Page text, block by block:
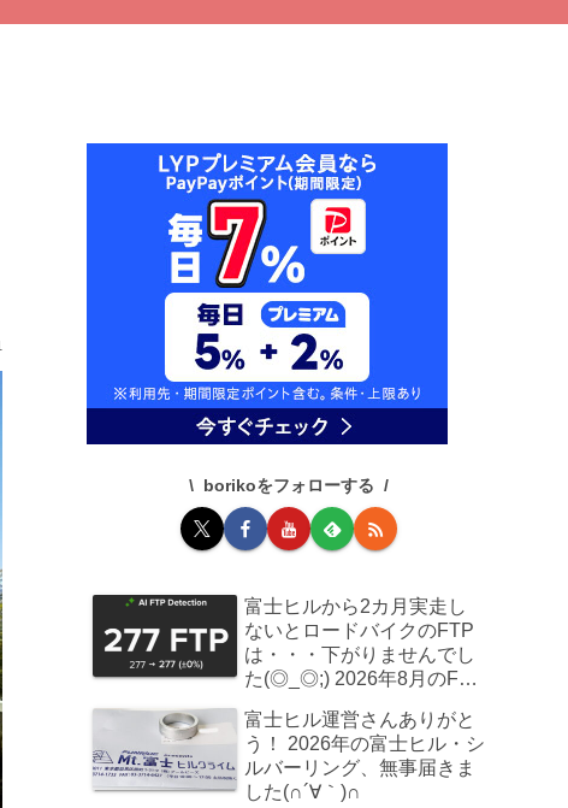
borikoをフォローする
富士ヒルから2カ月実走し
ないとロードバイクのFTP
は・・・下がりませんでし
た(◎_◎;) 2026年8月のFTP
富士ヒル運営さんありがと
う！ 2026年の富士ヒル・シ
ルバーリング、無事届きま
した(∩´∀｀)∩